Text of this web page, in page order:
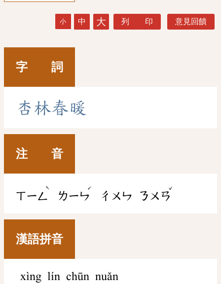
小 中 大 列 印 意見回饋
字 詞
杏林春暖
注 音
ㄒㄧㄥ
ˋ
ㄌㄧㄣ
ˊ
ㄔㄨㄣ ㄋㄨㄢ
ˇ
漢語拼音
xìng lín chūn nuǎn